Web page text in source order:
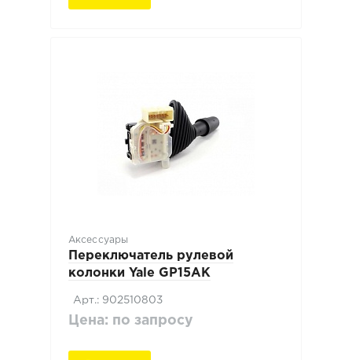
Аксессуары
Переключатель рулевой
колонки Yale GP15AK
Арт.: 902510803
Цена: по запросу